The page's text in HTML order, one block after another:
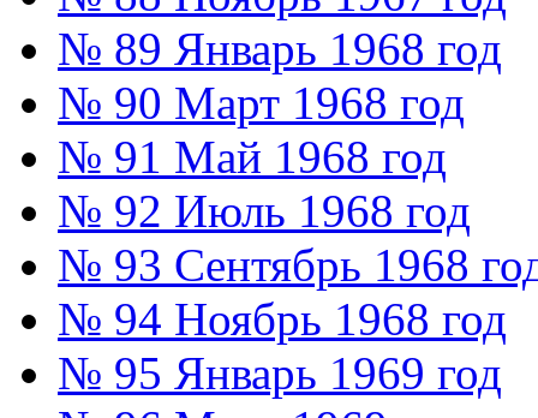
№ 89 Январь 1968 год
№ 90 Март 1968 год
№ 91 Май 1968 год
№ 92 Июль 1968 год
№ 93 Сентябрь 1968
№ 94 Ноябрь 1968 год
№ 95 Январь 1969 год